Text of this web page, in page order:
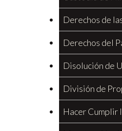
Derechos de
Derechos del
Disolución de
División de
Hacer Cumplir